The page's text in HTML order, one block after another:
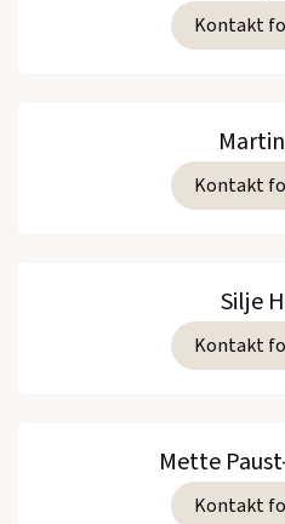
Kontakt
Kontakt
Silje
Kontakt
Mette
Kontakt